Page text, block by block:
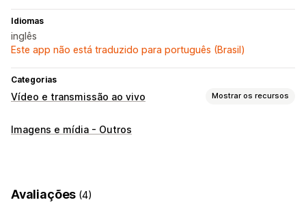
Idiomas
inglês
Este app não está traduzido para português (Brasil)
Categorias
Vídeo e transmissão ao vivo Mostrar os recursos
Gestão de vídeos
Reprodutor de vídeo
Imagens e mídia - Outros
Avaliações (4)